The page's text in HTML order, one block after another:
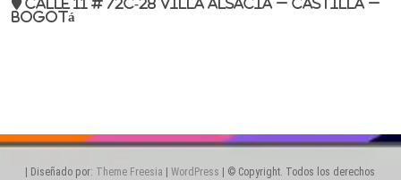
Calle 11 # 72c-28 Villa Alsacia – Castilla –
Bogotá
| Diseñado por: Theme Freesia |WordPress | © Copyright. Todos los derechos